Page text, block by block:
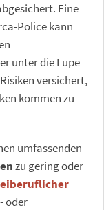
Eine
Police kann
unter die Lupe
versichert,
kommen zu
umfassenden
zu gering oder
oder